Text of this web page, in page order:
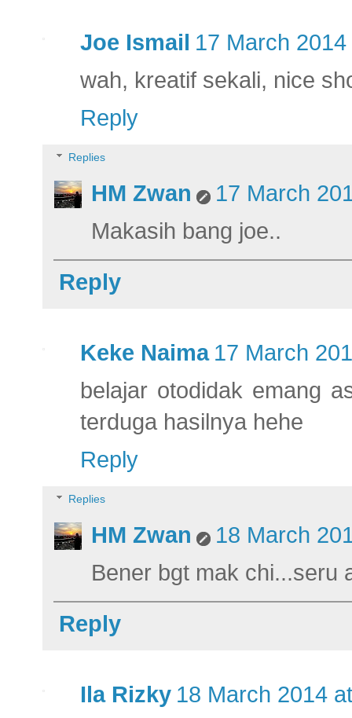
Joe Ismail 17 March
wah, kreatif sekali, nice
Reply
Replies
HM Zwan
17 March
Makasih bang joe..
Reply
Keke Naima 17 March
belajar otodidak emang
terduga hasilnya hehe
Reply
Replies
HM Zwan
18 March
Bener bgt mak chi...seru
Reply
Ila Rizky 18 March 2014